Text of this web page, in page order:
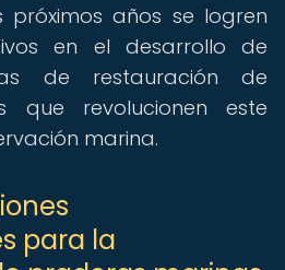
años se logren
en el desarrollo de
de restauración de
que revolucionen este
marina.
para la